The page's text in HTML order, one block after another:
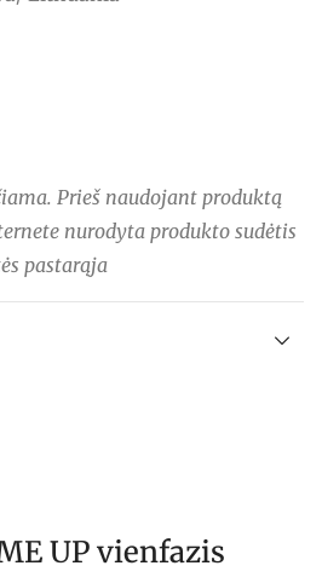
Prieš naudojant produktą
nurodyta produkto sudėtis
pastarąja
UP vienfazis